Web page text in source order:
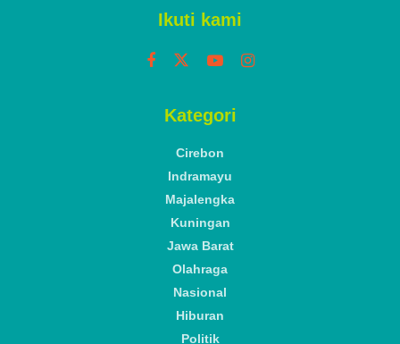
Ikuti kami
Kategori
Cirebon
Indramayu
Majalengka
Kuningan
Jawa Barat
Olahraga
Nasional
Hiburan
Politik